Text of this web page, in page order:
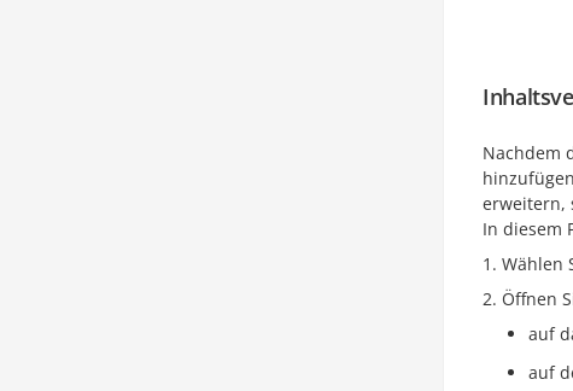
Nachdem
erweitern,
In diesem
Wählen
Öffnen
auf
auf